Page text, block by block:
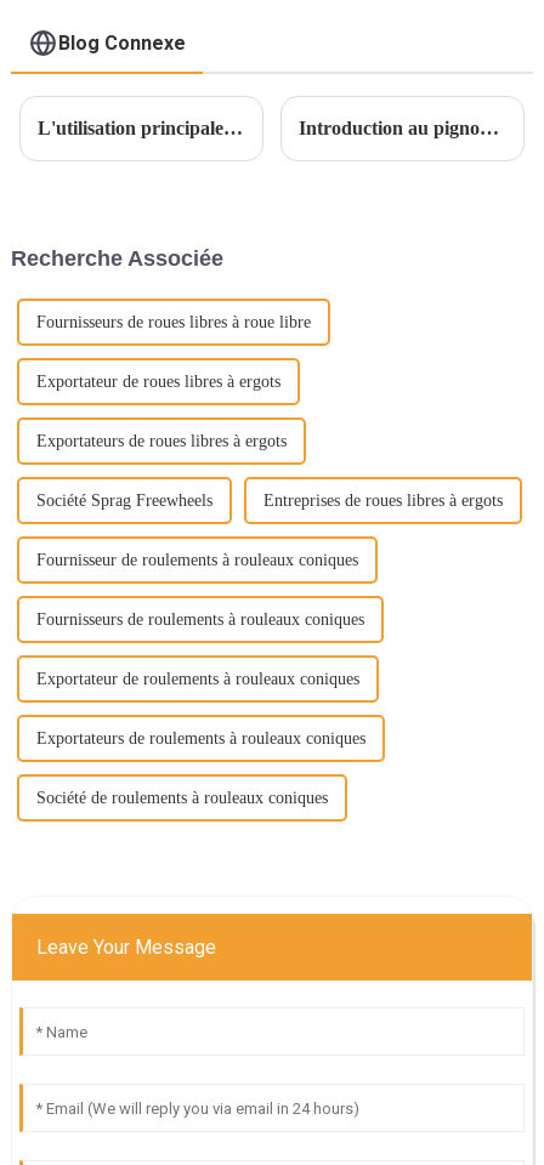
Blog Connexe
L'utilisation principale des produits en graphite Introduction au pignon : un élément clé de la transmission mécanique
Recherche Associée
Fournisseurs de roues libres à roue libre
Exportateur de roues libres à ergots
Exportateurs de roues libres à ergots
Société Sprag Freewheels Entreprises de roues libres à ergots
Fournisseur de roulements à rouleaux coniques
Fournisseurs de roulements à rouleaux coniques
Exportateur de roulements à rouleaux coniques
Exportateurs de roulements à rouleaux coniques
Société de roulements à rouleaux coniques
Leave Your Message